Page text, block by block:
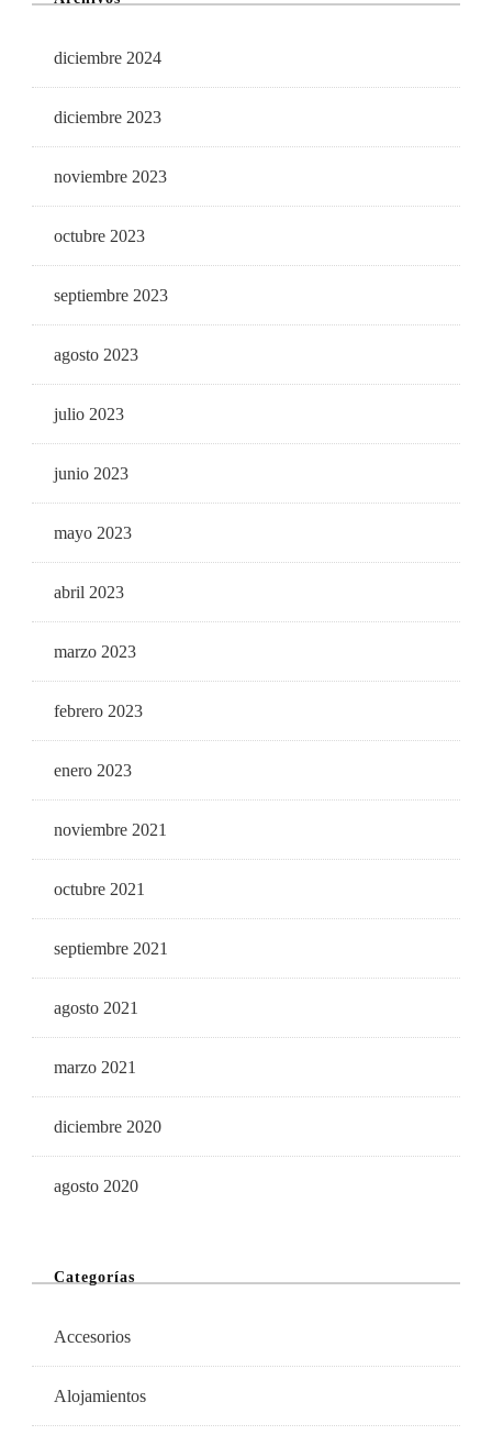
diciembre 2024
diciembre 2023
noviembre 2023
octubre 2023
septiembre 2023
agosto 2023
julio 2023
junio 2023
mayo 2023
abril 2023
marzo 2023
febrero 2023
enero 2023
noviembre 2021
octubre 2021
septiembre 2021
agosto 2021
marzo 2021
diciembre 2020
agosto 2020
Categorías
Accesorios
Alojamientos